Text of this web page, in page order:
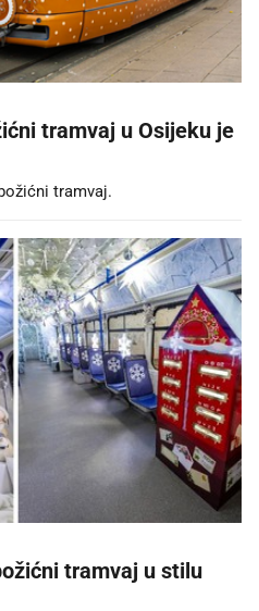
tramvaj u Osijeku je
tramvaj.
tramvaj u stilu